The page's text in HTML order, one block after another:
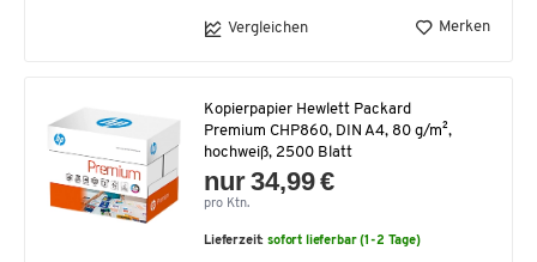
Vergleichen Merken
Kopierpapier Hewlett Packard
Premium CHP860, DIN A4, 80 g/m²,
hochweiß, 2500 Blatt
nur 34,99 €
pro Ktn.
Lieferzeit:sofort lieferbar (1-2 Tage)